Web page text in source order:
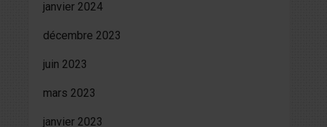
janvier 2024
décembre 2023
juin 2023
mars 2023
janvier 2023